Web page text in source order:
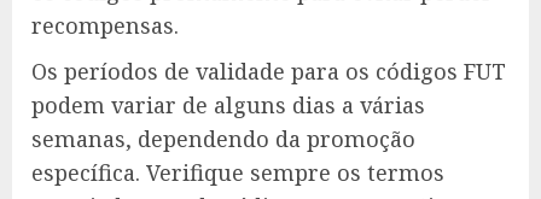
recompensas.
Os períodos de validade para os códigos FUT
podem variar de alguns dias a várias
semanas, dependendo da promoção
específica. Verifique sempre os termos